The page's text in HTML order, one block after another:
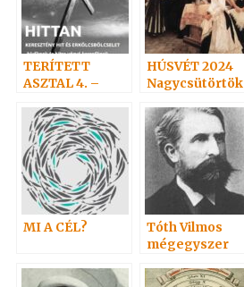
TERÍTETT
ASZTAL 4. –
HÚSVÉT 2024
Nagycsütörtök
MI A CÉL?
Tóth Vilmos
mégegyszer